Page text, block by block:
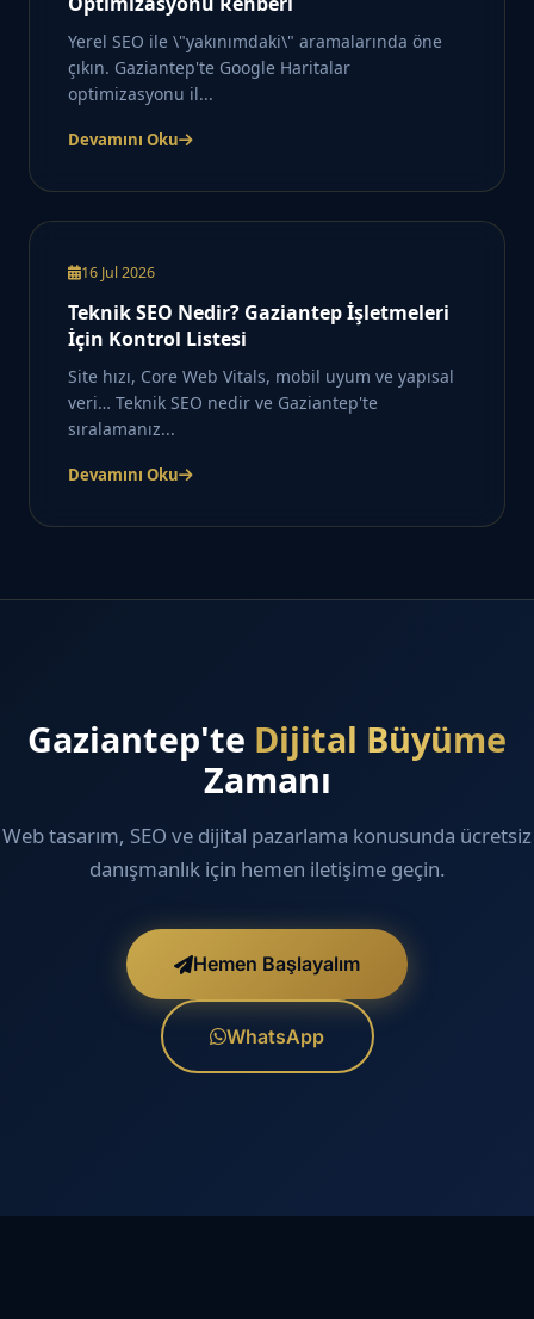
Yerel SEO ile \"yakınımdaki\" aramalarında öne
çıkın. Gaziantep'te Google Haritalar
optimizasyonu il...
Devamını Oku
16 Jul 2026
Teknik SEO Nedir? Gaziantep İşletmeleri
İçin Kontrol Listesi
Site hızı, Core Web Vitals, mobil uyum ve yapısal
veri… Teknik SEO nedir ve Gaziantep'te
sıralamanız...
Devamını Oku
Gaziantep'te Dijital Büyüme
Zamanı
Web tasarım, SEO ve dijital pazarlama konusunda ücretsiz
danışmanlık için hemen iletişime geçin.
Hemen Başlayalım
WhatsApp